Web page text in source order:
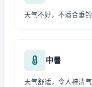
天气不好，不适合垂钓
中暑
天气舒适，令人神清